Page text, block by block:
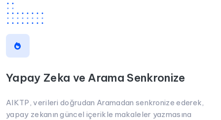
Yapay Zeka ve Arama Senkronize
AIKTP, verileri doğrudan Aramadan senkronize ederek,
yapay zekanın güncel içerikle makaleler yazmasına